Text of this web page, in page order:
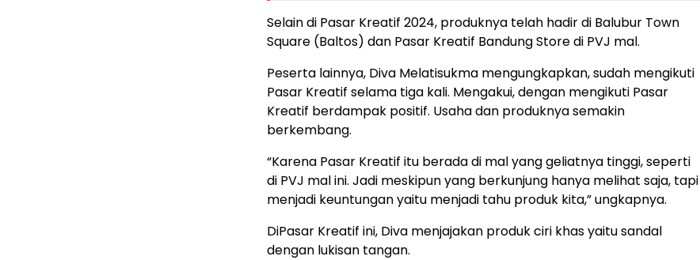
Selain di Pasar Kreatif 2024, produknya telah hadir di Balubur Town
Square (Baltos) dan Pasar Kreatif Bandung Store di PVJ mal.
Peserta lainnya, Diva Melatisukma mengungkapkan, sudah mengikuti
Pasar Kreatif selama tiga kali. Mengakui, dengan mengikuti Pasar
Kreatif berdampak positif. Usaha dan produknya semakin
berkembang.
“Karena Pasar Kreatif itu berada di mal yang geliatnya tinggi, seperti
di PVJ mal ini. Jadi meskipun yang berkunjung hanya melihat saja, tapi
menjadi keuntungan yaitu menjadi tahu produk kita,” ungkapnya.
DiPasar Kreatif ini, Diva menjajakan produk ciri khas yaitu sandal
dengan lukisan tangan.